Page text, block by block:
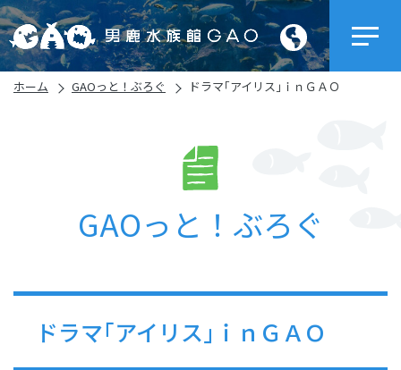
ホーム GAOっと！ぶろぐ ドラマ｢アイリス｣ｉｎＧＡＯ
GAOっと！ぶろぐ
ドラマ｢アイリス｣ｉｎＧＡＯ